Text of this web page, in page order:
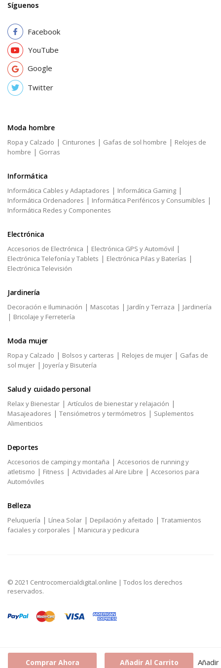
Comprar Ahora Añadir Al Carrito Añadir
Síguenos
Facebook
YouTube
Google
Twitter
Moda hombre
Ropa y Calzado | Cinturones | Gafas de sol hombre | Relojes de
hombre | Gorras
Informática
Informática Cables y Adaptadores | Informática Gaming |
Informática Ordenadores | Informática Periféricos y Consumibles |
Informática Redes y Componentes
Electrónica
Accesorios de Electrónica | Electrónica GPS y Automóvil |
Electrónica Telefonía y Tablets | Electrónica Pilas y Baterías |
Electrónica Televisión
Jardinería
Decoración e Iluminación | Mascotas | Jardín y Terraza | Jardinería
| Bricolaje y Ferretería
Moda mujer
Ropa y Calzado | Bolsos y carteras | Relojes de mujer | Gafas de
sol mujer | Joyería y Bisutería
Salud y cuidado personal
Relax y Bienestar | Artículos de bienestar y relajación |
Masajeadores | Tensiómetros y termómetros | Suplementos
Alimenticios
Deportes
Accesorios de camping y montaña | Accesorios de running y
atletismo | Fitness | Actividades al Aire Libre | Accesorios para
Automóviles
Belleza
Peluquería | Línea Solar | Depilación y afeitado | Tratamientos
faciales y corporales | Manicura y pedicura
© 2021 Centrocomercialdigital.online | Todos los derechos
reservados.